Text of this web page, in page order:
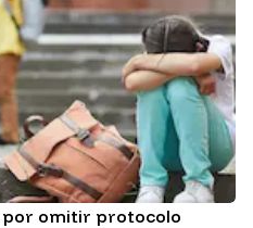
por omitir protocolo